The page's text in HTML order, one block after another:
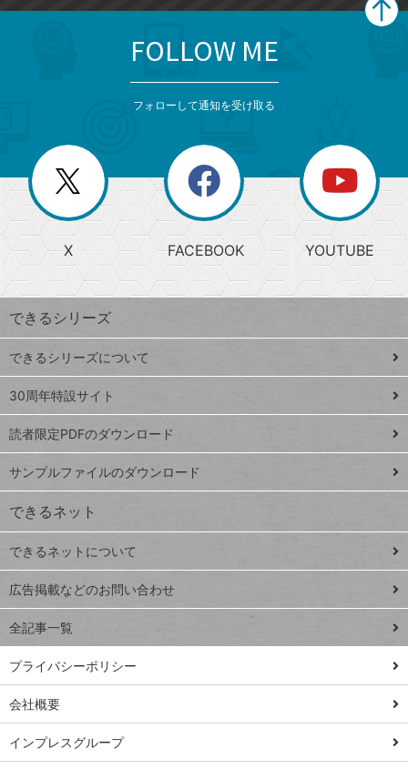
じ
る
search
検
索
上
昇
ワ
ー
ド
Google
スプレ
ッドシ
ート
iPhone
VLOOKUP
close
閉じ
る
閉
じ
る
ー
か
ら
探
す
ト
ッ
プ
ペ
ジ
連載
Excel Q&A
トイアンナ流仕
事術
ではじめる業務
の完全自動化
AI議事録作成術
Windows 11
Q&A
FOLLOW ME
フォローして通知を受け取る
X FACEBOOK YOUTUBE
できるシリーズ
できるシリーズについて
30周年特設サイト
読者限定PDFのダウンロード
サンプルファイルのダウンロード
できるネット
できるネットについて
広告掲載などのお問い合わせ
全記事一覧
プライバシーポリシー
会社概要
インプレスグループ